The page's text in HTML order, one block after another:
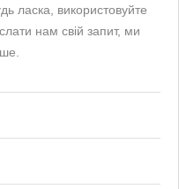
ласка, використовуйте
нам свій запит, ми